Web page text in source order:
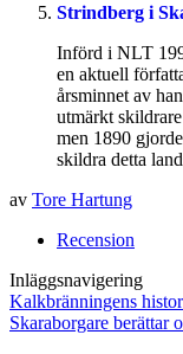
Strindberg i
Införd i NLT
en aktuell
årsminnet av
utmärkt
men 1890
skildra detta
av Tore Hartung
Recension
Inläggsnavigering
Kalkbränningens
Skaraborgare berättar